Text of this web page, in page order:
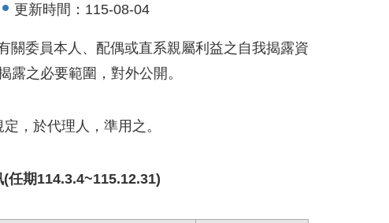
更新時間： 115-08-04
委員本人、配偶或直系親屬利益之自我揭露資
之必要範圍，對外公開。
，於代理人，準用之。
任期114.3.4~115.12.31)